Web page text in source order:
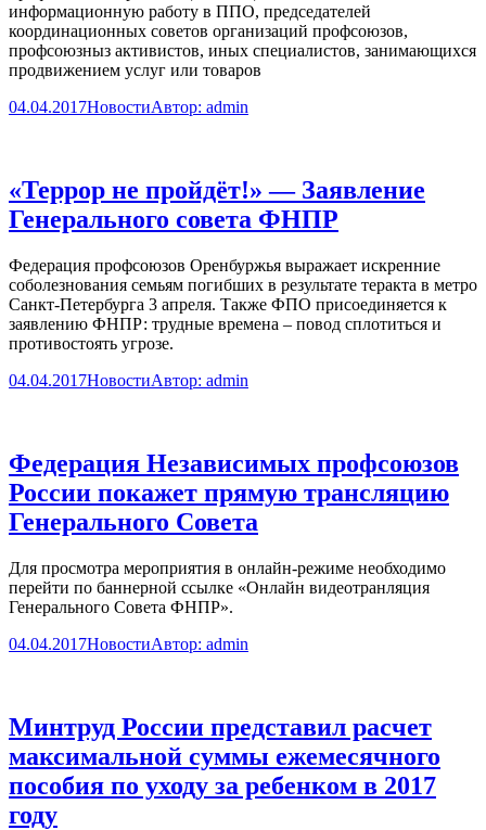
информационную работу в ППО, председателей
координационных советов организаций профсоюзов,
профсоюзныз активистов, иных специалистов, занимающихся
продвижением услуг или товаров
04.04.2017НовостиАвтор: admin
«Террор не пройдёт!» — Заявление
Генерального совета ФНПР
Федерация профсоюзов Оренбуржья выражает искренние
соболезнования семьям погибших в результате теракта в метро
Санкт-Петербурга 3 апреля. Также ФПО присоединяется к
заявлению ФНПР: трудные времена – повод сплотиться и
противостоять угрозе.
04.04.2017НовостиАвтор: admin
Федерация Независимых профсоюзов
России покажет прямую трансляцию
Генерального Совета
Для просмотра мероприятия в онлайн-режиме необходимо
перейти по баннерной ссылке «Онлайн видеотранляция
Генерального Совета ФНПР».
04.04.2017НовостиАвтор: admin
Минтруд России представил расчет
максимальной суммы ежемесячного
пособия по уходу за ребенком в 2017
году